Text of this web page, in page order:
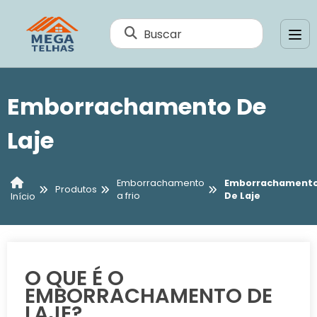
Buscar
Emborrachamento De
Laje
Início
Produtos
Emborrachamento
a frio
De Laje
O QUE É O
EMBORRACHAMENTO DE